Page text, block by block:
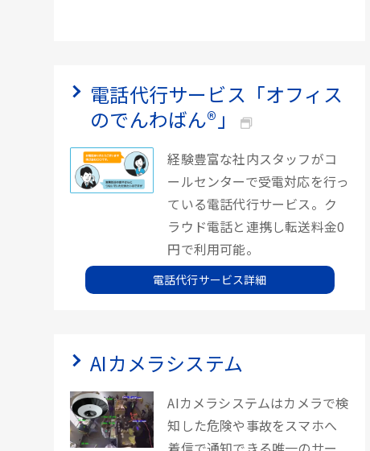
電話代行サービス「オフィス
のでんわばん®」
経験豊富な社内スタッフがコ
ールセンターで受電対応を行っ
ている電話代行サービス。ク
ラウド電話と連携し転送料金0
円で利用可能。
電話代行サービス詳細
AIカメラシステム
AIカメラシステムはカメラで検
知した危険や事故をスマホへ